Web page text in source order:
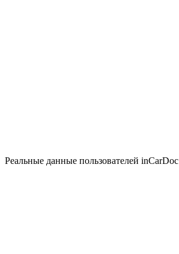
Реальные данные пользователей inCarDoc